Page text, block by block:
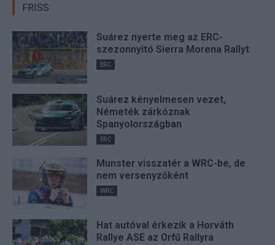
FRISS
Suárez nyerte meg az ERC-
szezonnyitó Sierra Morena Rallyt
ERC
Suárez kényelmesen vezet,
Németék zárkóznak
Spanyolországban
ERC
Munster visszatér a WRC-be, de
nem versenyzőként
WRC
Hat autóval érkezik a Horváth
Rallye ASE az Orfű Rallyra